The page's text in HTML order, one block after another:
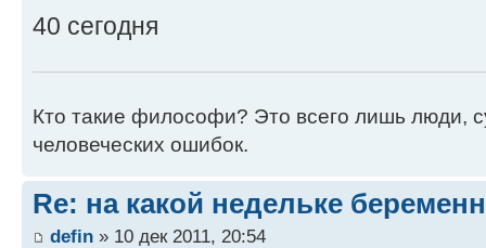
40 сегодня
Кто такие философи? Это всего лишь люди,
человеческих ошибок.
Re: на какой недельке
defin » 10 дек 2011, 20:54